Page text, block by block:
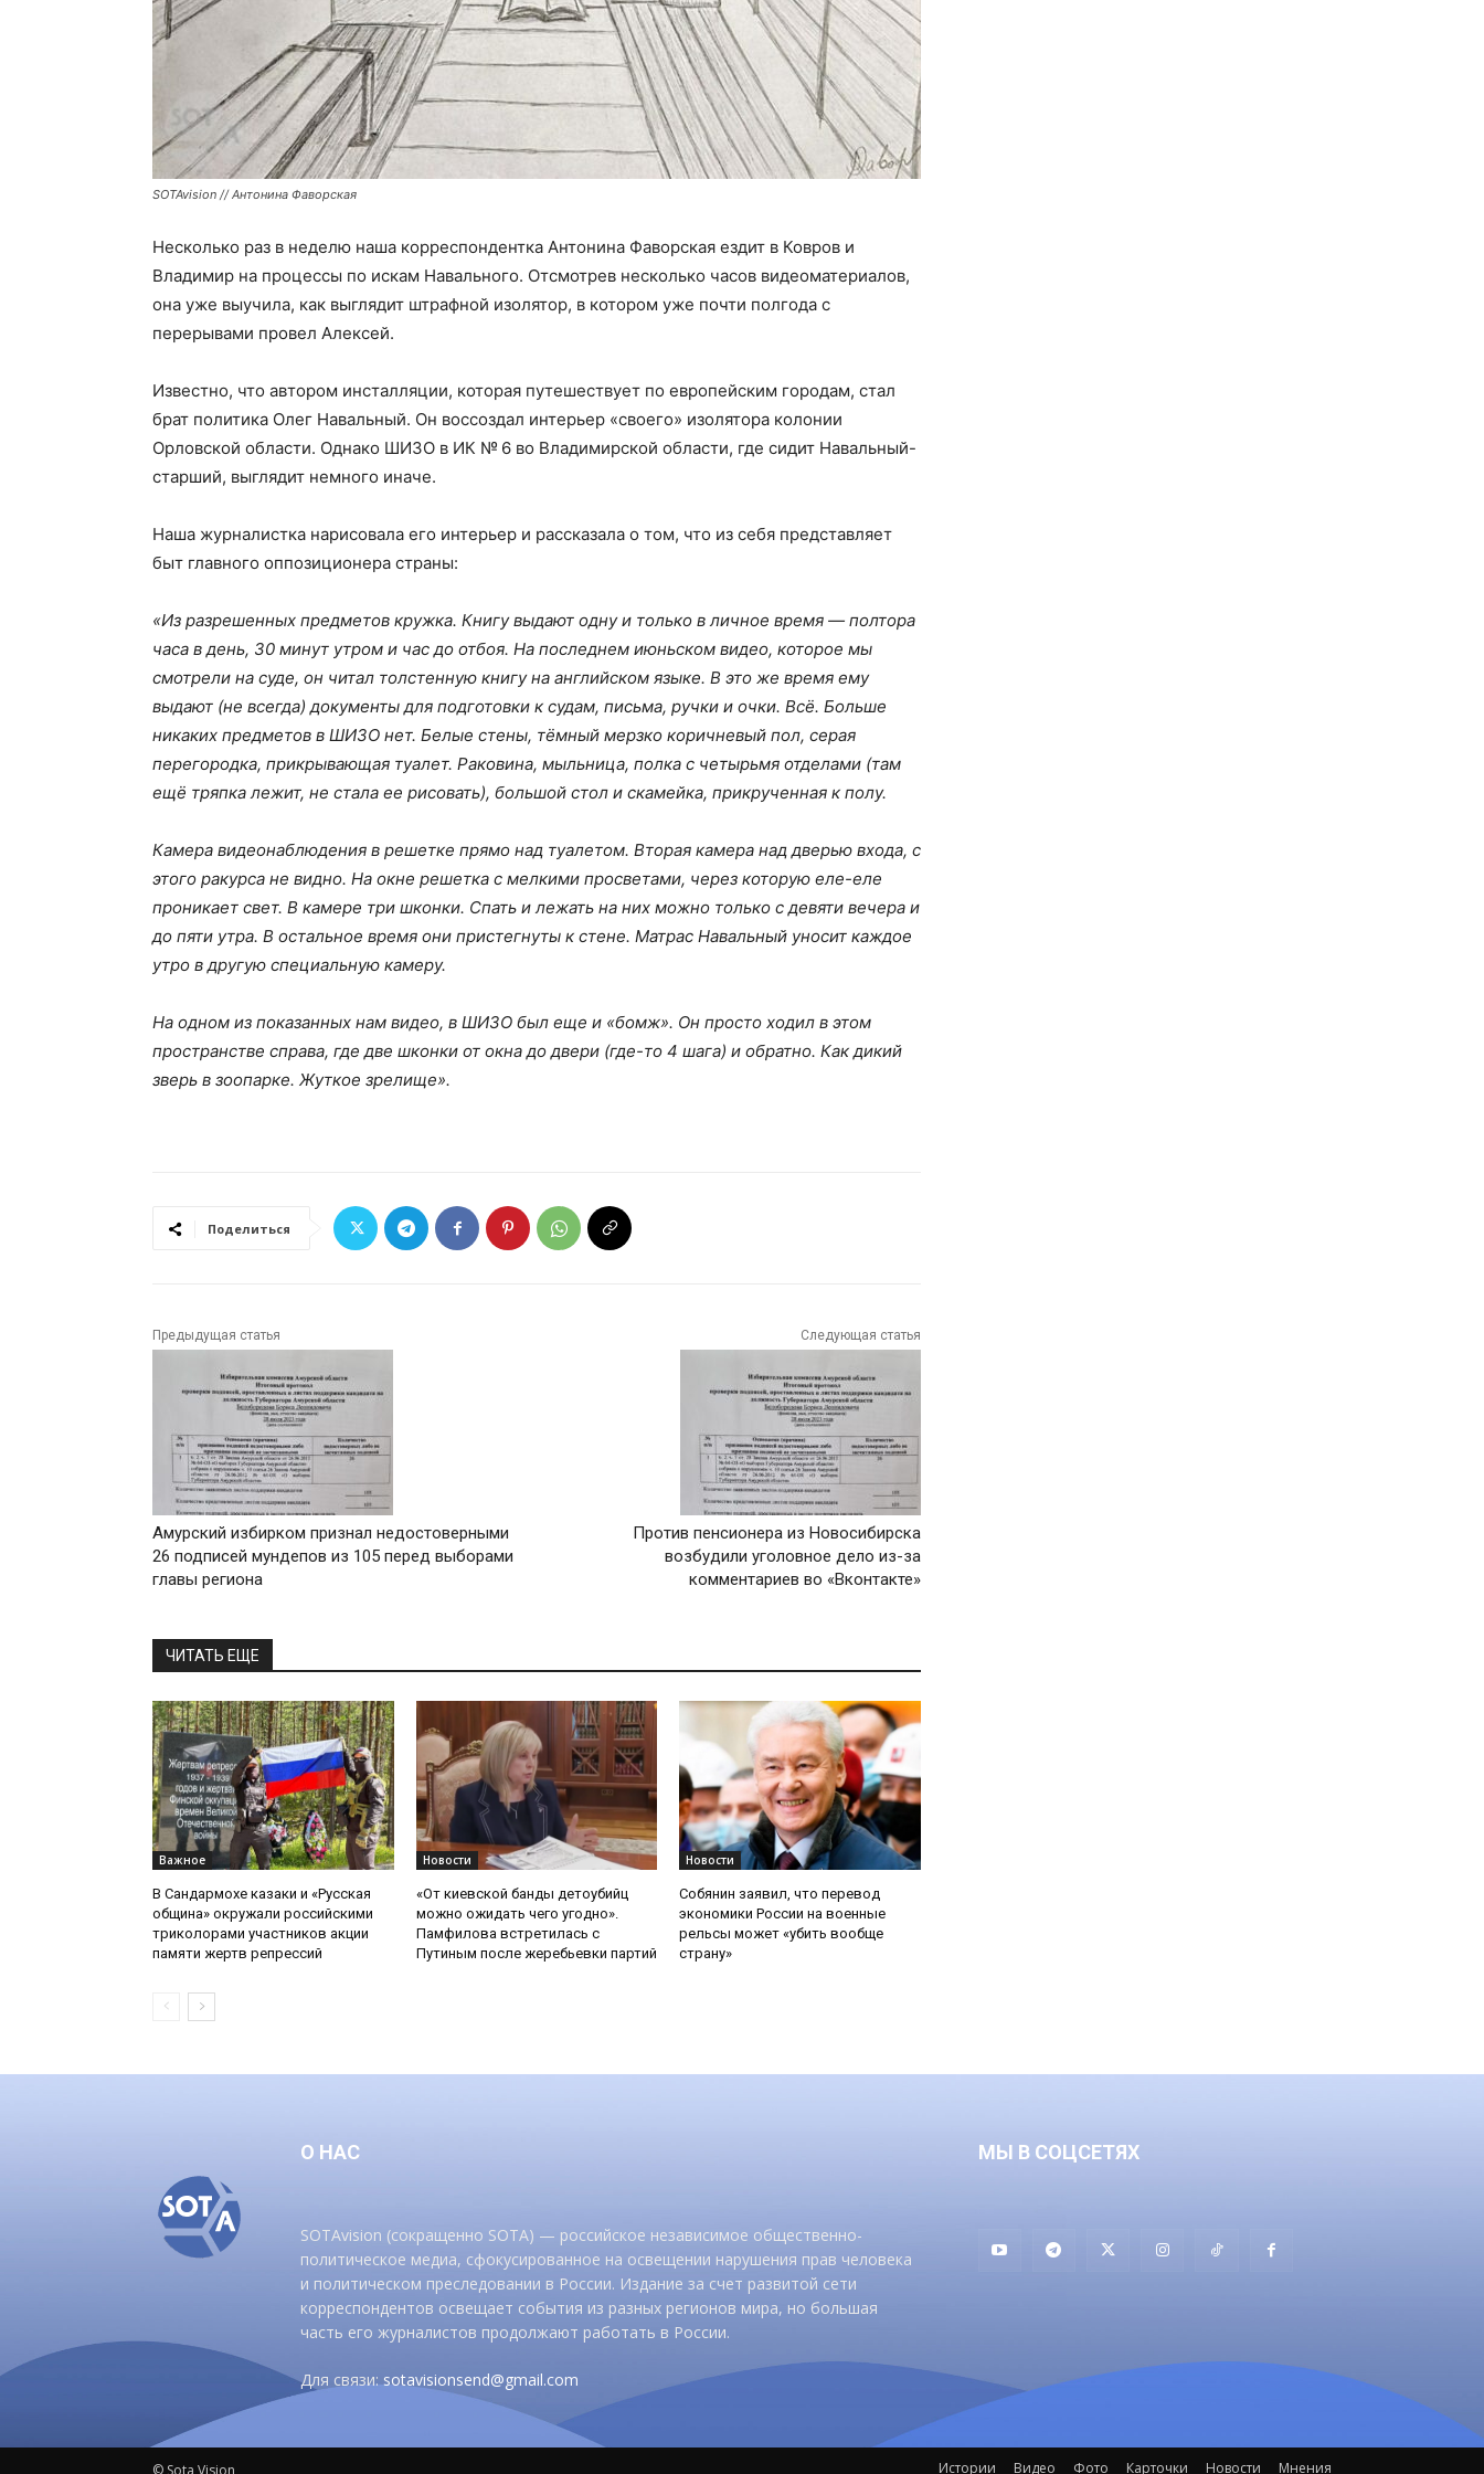
SOTAvision // Антонина Фаворская
Несколько раз в неделю наша корреспондентка Антонина Фаворская ездит в Ковров и
Владимир на процессы по искам Навального. Отсмотрев несколько часов видеоматериалов,
она уже выучила, как выглядит штрафной изолятор, в котором уже почти полгода с
перерывами провел Алексей.
Известно, что автором инсталляции, которая путешествует по европейским городам, стал
брат политика Олег Навальный. Он воссоздал интерьер «своего» изолятора колонии
Орловской области. Однако ШИЗО в ИК № 6 во Владимирской области, где сидит Навальный-
старший, выглядит немного иначе.
Наша журналистка нарисовала его интерьер и рассказала о том, что из себя представляет
быт главного оппозиционера страны:
«Из разрешенных предметов кружка. Книгу выдают одну и только в личное время — полтора
часа в день, 30 минут утром и час до отбоя. На последнем июньском видео, которое мы
смотрели на суде, он читал толстенную книгу на английском языке. В это же время ему
выдают (не всегда) документы для подготовки к судам, письма, ручки и очки. Всё. Больше
никаких предметов в ШИЗО нет. Белые стены, тёмный мерзко коричневый пол, серая
перегородка, прикрывающая туалет. Раковина, мыльница, полка с четырьмя отделами (там
ещё тряпка лежит, не стала ее рисовать), большой стол и скамейка, прикрученная к полу.
Камера видеонаблюдения в решетке прямо над туалетом. Вторая камера над дверью входа, с
этого ракурса не видно. На окне решетка с мелкими просветами, через которую еле-еле
проникает свет. В камере три шконки. Спать и лежать на них можно только с девяти вечера и
до пяти утра. В остальное время они пристегнуты к стене. Матрас Навальный уносит каждое
утро в другую специальную камеру.
На одном из показанных нам видео, в ШИЗО был еще и «бомж». Он просто ходил в этом
пространстве справа, где две шконки от окна до двери (где-то 4 шага) и обратно. Как дикий
зверь в зоопарке. Жуткое зрелище».
Поделиться
Предыдущая статья
Амурский избирком признал недостоверными
26 подписей мундепов из 105 перед выборами
главы региона
Следующая статья
Против пенсионера из Новосибирска
возбудили уголовное дело из-за
комментариев во «Вконтакте»
ЧИТАТЬ ЕЩЕ
Важное
В Сандармохе казаки и «Русская
община» окружали российскими
триколорами участников акции
памяти жертв репрессий
Новости
«От киевской банды детоубийц
можно ожидать чего угодно».
Памфилова встретилась с
Путиным после жеребьевки партий
Новости
Собянин заявил, что перевод
экономики России на военные
рельсы может «убить вообще
страну»
О НАС
SOTAvision (сокращенно SOTA) — российское независимое общественно-
политическое медиа, сфокусированное на освещении нарушения прав человека
и политическом преследовании в России. Издание за счет развитой сети
корреспондентов освещает события из разных регионов мира, но большая
часть его журналистов продолжают работать в России.
Для связи:sotavisionsend@gmail.com
МЫ В СОЦСЕТЯХ
Истории Видео Фото Карточки Новости Мнения